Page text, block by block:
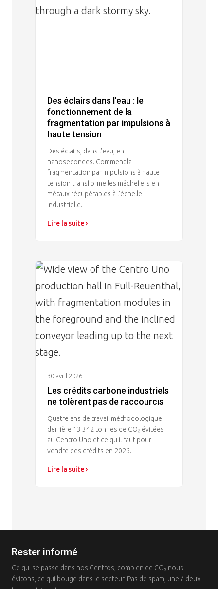
Des éclairs dans l'eau : le
fonctionnement de la
fragmentation par impulsions à
haute tension
Des éclairs, dans l'eau, en
nanosecondes. Comment la
fragmentation par impulsions à haute
tension transforme les mâchefers en
métaux récupérables à l'échelle
industrielle.
Lire la suite ›
Image
30 avril 2026
Les crédits carbone industriels
ne tolèrent pas de raccourcis
Quatre ans de travail méthodologique
derrière 13 342 tonnes de CO₂ évitées
au Centro Uno et ce qu'il faut pour
vendre des crédits en 2026.
Lire la suite ›
Rester informé
Ce qui se passe dans nos Centros, combien de CO₂ nous
évitons, ce qui bouge dans le secteur. Pas de spam, une à deux